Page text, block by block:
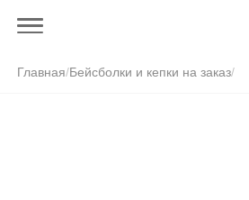
Главная/Бейсболки и кепки на заказ/